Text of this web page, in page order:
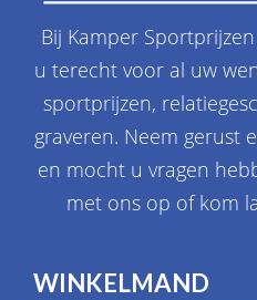
Bij Kamper
u terecht voor al uw
sportprijzen,
graveren. Neem gerust
en mocht u vragen
met ons op of kom
WINKELMAND